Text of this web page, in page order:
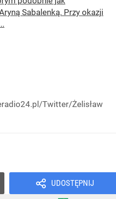
Sabalenką. Przy okazji
Twitter/Żelisław
UDOSTĘPNIJ